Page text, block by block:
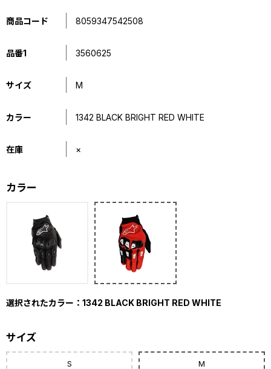
商品コード 8059347542508
品番1 3560625
サイズ M
カラー 1342 BLACK BRIGHT RED WHITE
在庫 ×
カラー
選択されたカラー：1342 BLACK BRIGHT RED WHITE
サイズ
S M